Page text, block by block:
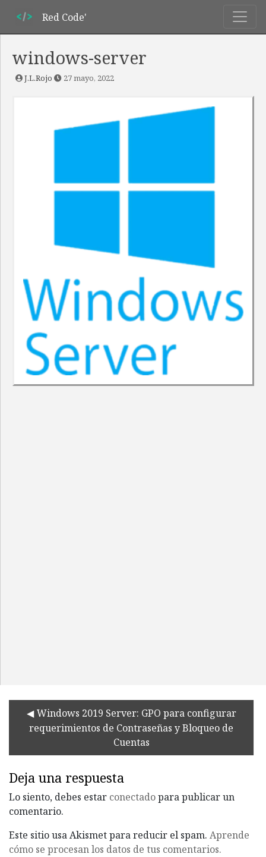
Red Code'
windows-server
J.L.Rojo 27 mayo, 2022
Windows 2019 Server: GPO para configurar
requerimientos de Contraseñas y Bloqueo de
Cuentas
Deja una respuesta
Lo siento, debes estar conectadopara publicar un
comentario.
Este sitio usa Akismet para reducir el spam. Aprende
cómo se procesan los datos de tus comentarios.